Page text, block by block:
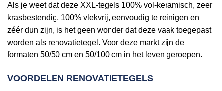
Als je weet dat deze XXL-tegels 100% vol-keramisch, zeer
krasbestendig, 100% vlekvrij, eenvoudig te reinigen en
zéér dun zijn, is het geen wonder dat deze vaak toegepast
worden als renovatietegel. Voor deze markt zijn de
formaten 50/50 cm en 50/100 cm in het leven geroepen.
VOORDELEN RENOVATIETEGELS